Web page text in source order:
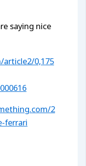
saying nice
0,175
2
ferrari